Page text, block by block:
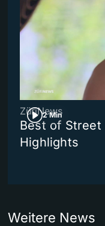
2 Min
ZüriNews
Best of Street
Highlights
Weitere News